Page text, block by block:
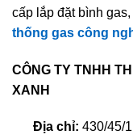
cấp lắp đặt bình
thống gas công
CÔNG TY TNHH
XANH
Địa chỉ: 430/45/